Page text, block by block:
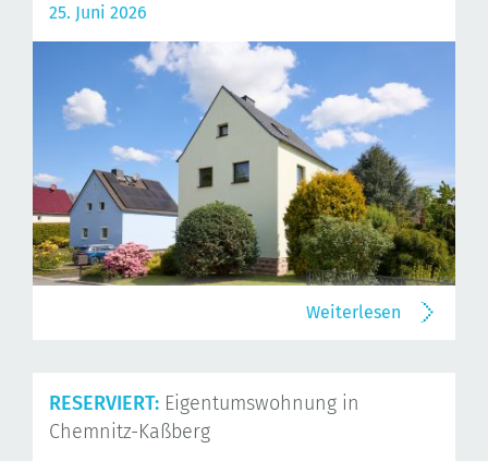
25. Juni 2026
Weiterlesen
RESERVIERT: Eigentumswohnung in
Chemnitz-Kaßberg